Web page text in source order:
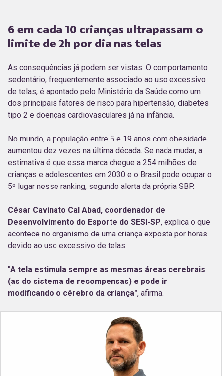
6 em cada 10 crianças ultrapassam o
limite de 2h por dia nas telas
As consequências já podem ser vistas. O comportamento
sedentário, frequentemente associado ao uso excessivo
de telas, é apontado pelo Ministério da Saúde como um
dos principais fatores de risco para hipertensão, diabetes
tipo 2 e doenças cardiovasculares já na infância.
No mundo, a população entre 5 e 19 anos com obesidade
aumentou dez vezes na última década. Se nada mudar, a
estimativa é que essa marca chegue a 254 milhões de
crianças e adolescentes em 2030 e o Brasil pode ocupar o
5º lugar nesse ranking, segundo alerta da própria SBP.
César Cavinato Cal Abad, coordenador de
Desenvolvimento do Esporte do SESI-SP, explica o que
acontece no organismo de uma criança exposta por horas
devido ao uso excessivo de telas.
"A tela estimula sempre as mesmas áreas cerebrais
(as do sistema de recompensas) e pode ir
modificando o cérebro da criança", afirma.